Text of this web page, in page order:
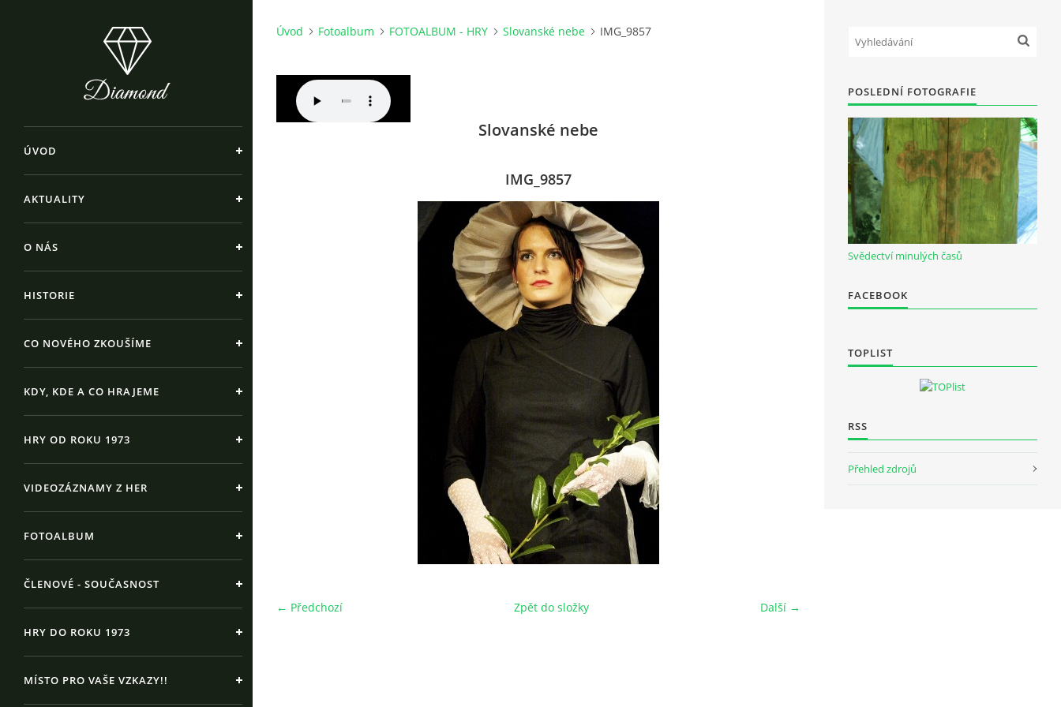
ÚVOD
AKTUALITY
O NÁS
HISTORIE
CO NOVÉHO ZKOUŠÍME
KDY, KDE A CO HRAJEME
HRY OD ROKU 1973
VIDEOZÁZNAMY Z HER
FOTOALBUM
ČLENOVÉ - SOUČASNOST
HRY DO ROKU 1973
MÍSTO PRO VAŠE VZKAZY!!
Úvod Fotoalbum FOTOALBUM - HRY Slovanské nebe IMG_9857
Slovanské nebe
IMG_9857
← Předchozí Další →
Zpět do složky
POSLEDNÍ FOTOGRAFIE
Svědectví minulých časů
FACEBOOK
TOPLIST
RSS
Přehled zdrojů